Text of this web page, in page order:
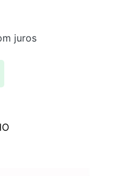
juros